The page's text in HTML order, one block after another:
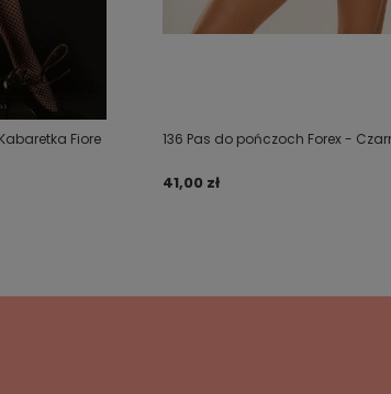
Fiore
136 Pas do pończoch Forex -
41,00 zł